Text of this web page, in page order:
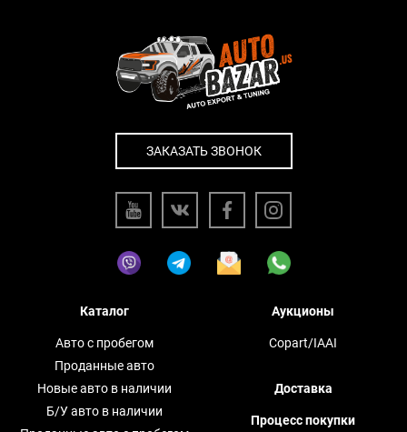
ЗАКАЗАТЬ ЗВОНОК
Каталог
Авто с пробегом
Проданные авто
Новые авто в наличии
Б/У авто в наличии
Аукционы
Copart/IAAI
Доставка
Процесс покупки